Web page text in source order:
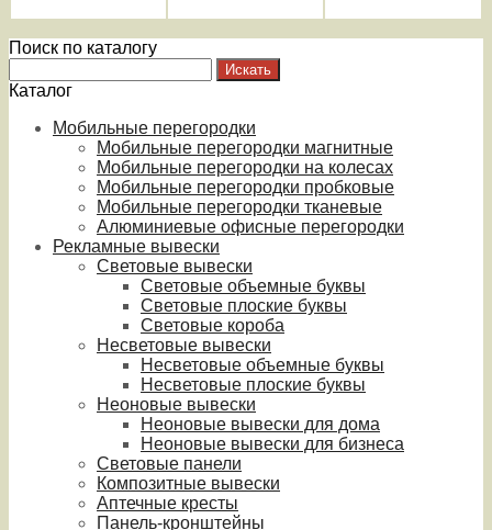
Поиск по каталогу
Каталог
Мобильные перегородки
Мобильные перегородки магнитные
Мобильные перегородки на колесах
Мобильные перегородки пробковые
Мобильные перегородки тканевые
Алюминиевые офисные перегородки
Рекламные вывески
Световые вывески
Световые объемные буквы
Световые плоские буквы
Световые короба
Несветовые вывески
Несветовые объемные буквы
Несветовые плоские буквы
Неоновые вывески
Неоновые вывески для дома
Неоновые вывески для бизнеса
Световые панели
Композитные вывески
Аптечные кресты
Панель-кронштейны